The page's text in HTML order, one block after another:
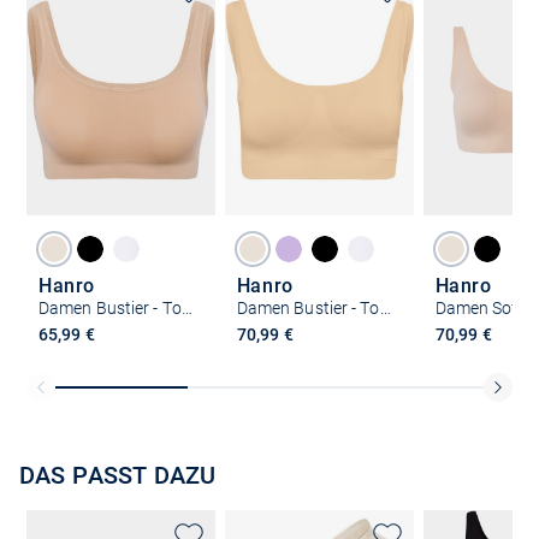
Hanro
Damen Bustier - Touch Feeling
65,99 €
Hanro
70,99 €
Hanro
70,99 €
DAS PASST DAZU